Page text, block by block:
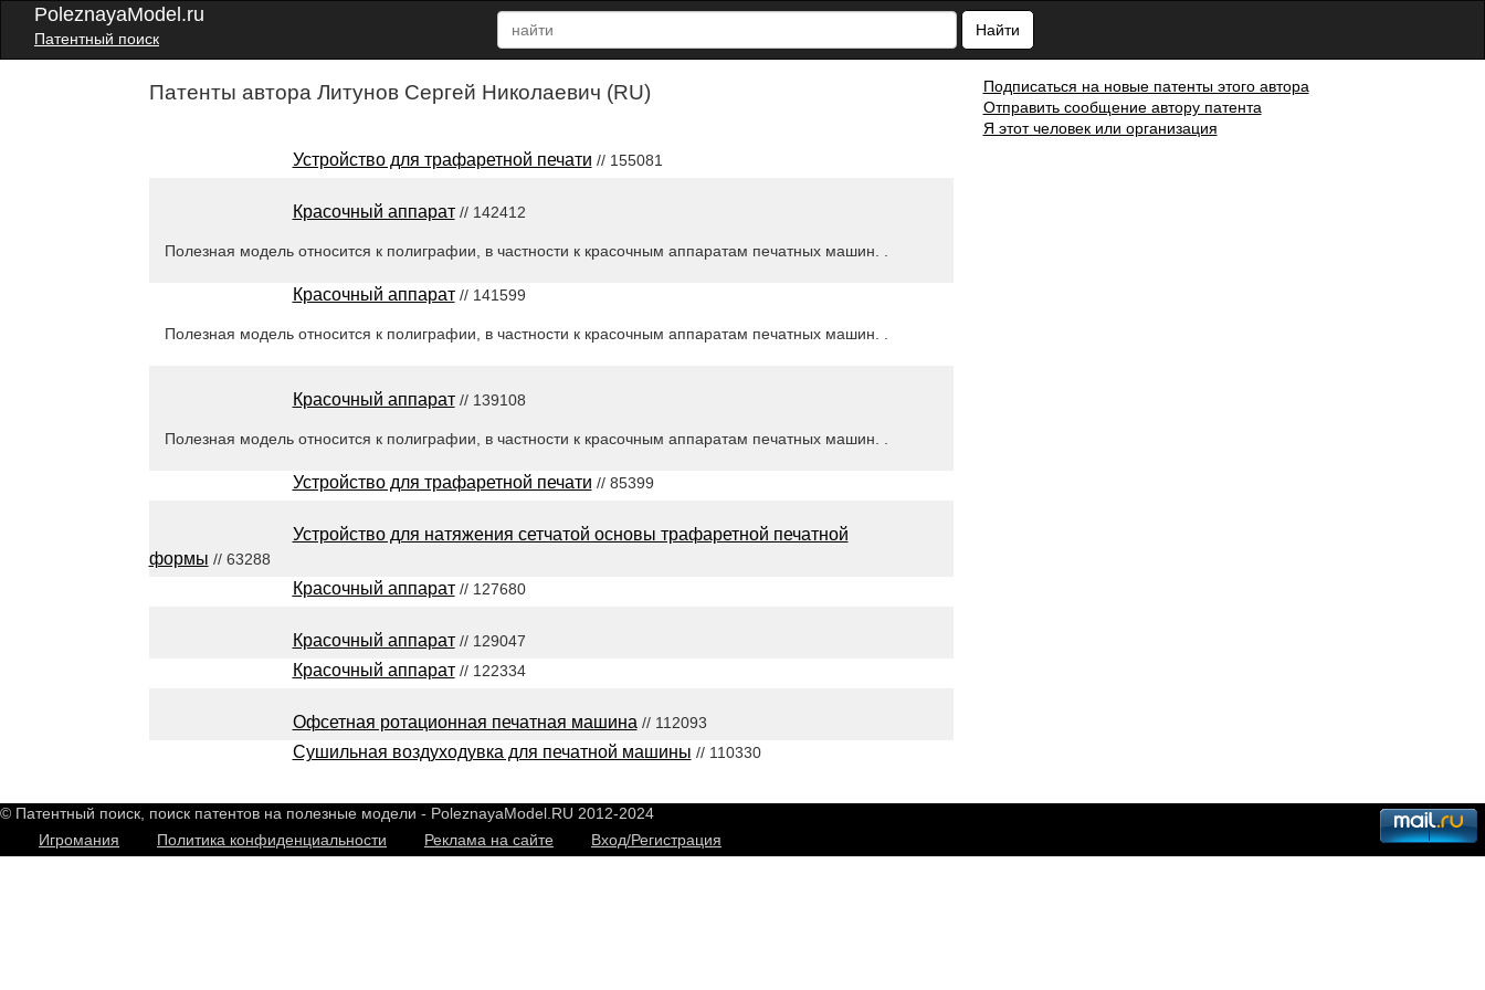
PoleznayaModel.ru
Патентный поиск
Найти
Патенты автора Литунов Сергей Николаевич (RU)
Устройство для трафаретной печати // 155081
Красочный аппарат// 142412
Полезная модель относится к полиграфии, в частности к красочным аппаратам печатных машин. .
Красочный аппарат// 141599
Полезная модель относится к полиграфии, в частности к красочным аппаратам печатных машин. .
Красочный аппарат// 139108
Полезная модель относится к полиграфии, в частности к красочным аппаратам печатных машин. .
Устройство для трафаретной печати // 85399
Устройство для натяжения сетчатой основы трафаретной печатной
формы // 63288
Красочный аппарат// 127680
Красочный аппарат// 129047
Красочный аппарат// 122334
Офсетная ротационная печатная машина// 112093
Сушильная воздуходувка для печатной машины // 110330
Подписаться на новые патенты этого автора
Отправить сообщение автору патента
Я этот человек или организация
© Патентный поиск, поиск патентов на полезные модели - PoleznayaModel.RU 2012-2024
Игромания
Политика конфиденциальности Реклама на сайте Вход/Регистрация